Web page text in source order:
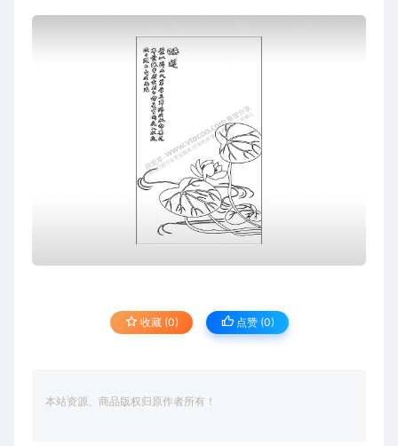
收藏 (0) 点赞 (0)
本站资源、商品版权归原作者所有！